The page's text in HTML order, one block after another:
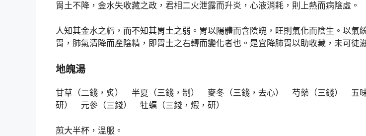
胃土不降，金水失收藏之政，君相二火泄露而升炎，心液消耗，則上熱而病陰虛。
人知其金水之虧，而不知其胃土之弱。胃以陽體而含陰魄，旺則氣化而陰生。以氣
胃，肺氣清降而產陰精，即胃土之右轉而變化者也。是宜降肺胃以助收藏，未可徒
地魄湯
甘草（二錢，炙） 半夏（三錢，制） 麥冬（三錢，去心） 芍藥（三錢） 五味
研） 元參（三錢） 牡蠣（三錢，煆，研）
煎大半杯，溫服。